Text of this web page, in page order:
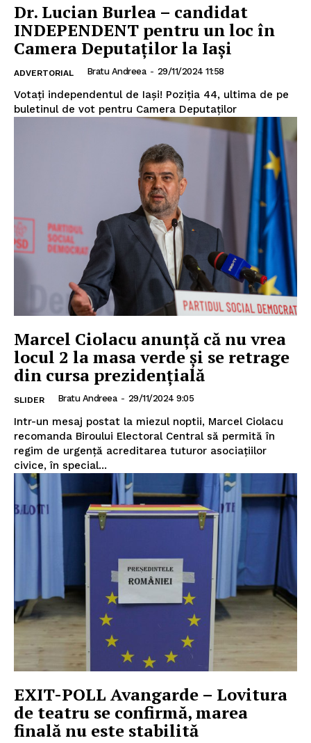
Dr. Lucian Burlea – candidat
INDEPENDENT pentru un loc în
Camera Deputaților la Iași
ADVERTORIAL Bratu Andreea - 29/11/2024 11:58
Votați independentul de Iași! Poziția 44, ultima de pe
buletinul de vot pentru Camera Deputaților
Marcel Ciolacu anunță că nu vrea
locul 2 la masa verde și se retrage
din cursa prezidențială
SLIDER Bratu Andreea - 29/11/2024 9:05
Intr-un mesaj postat la miezul noptii, Marcel Ciolacu
recomanda Biroului Electoral Central să permită în
regim de urgență acreditarea tuturor asociațiilor
civice, în special...
EXIT-POLL Avangarde – Lovitura
de teatru se confirmă, marea
finală nu este stabilită